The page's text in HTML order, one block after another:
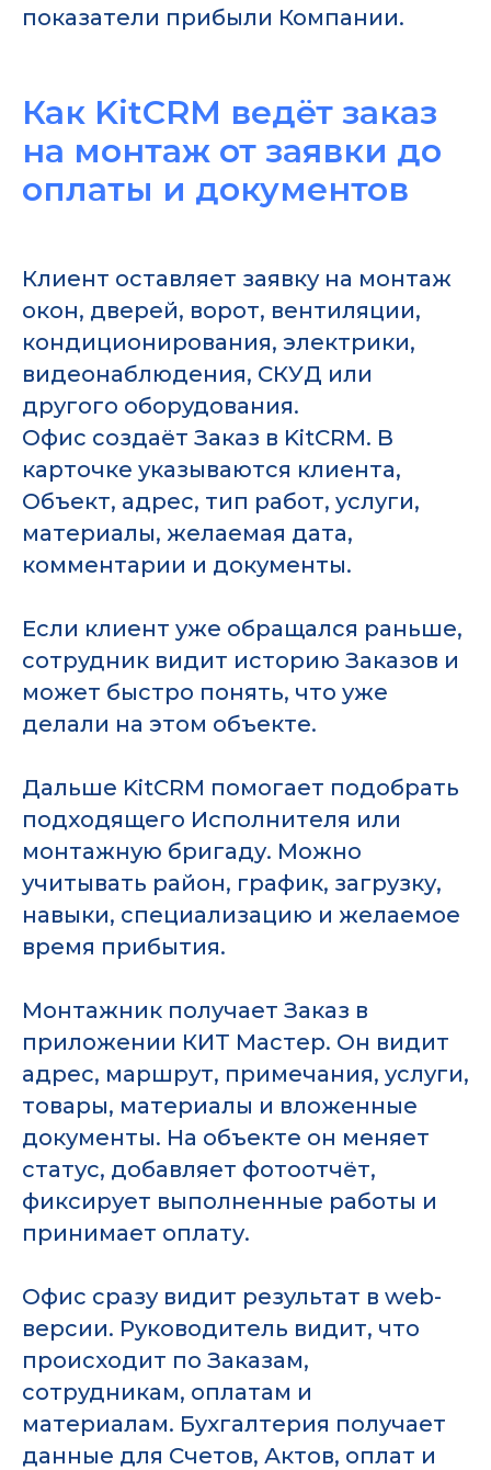
показатели прибыли Компании.
Как KitCRM ведёт заказ
на монтаж от заявки до
оплаты и документов
Клиент оставляет заявку на монтаж
окон, дверей, ворот, вентиляции,
кондиционирования, электрики,
видеонаблюдения, СКУД или
другого оборудования.
Офис создаёт Заказ в KitCRM. В
карточке указываются клиента,
Объект, адрес, тип работ, услуги,
материалы, желаемая дата,
комментарии и документы.
Если клиент уже обращался раньше,
сотрудник видит историю Заказов и
может быстро понять, что уже
делали на этом объекте.
Дальше KitCRM помогает подобрать
подходящего Исполнителя или
монтажную бригаду. Можно
учитывать район, график, загрузку,
навыки, специализацию и желаемое
время прибытия.
Монтажник получает Заказ в
приложении КИТ Мастер. Он видит
адрес, маршрут, примечания, услуги,
товары, материалы и вложенные
документы. На объекте он меняет
статус, добавляет фотоотчёт,
фиксирует выполненные работы и
принимает оплату.
Офис сразу видит результат в web-
версии. Руководитель видит, что
происходит по Заказам,
сотрудникам, оплатам и
материалам. Бухгалтерия получает
данные для Счетов, Актов, оплат и